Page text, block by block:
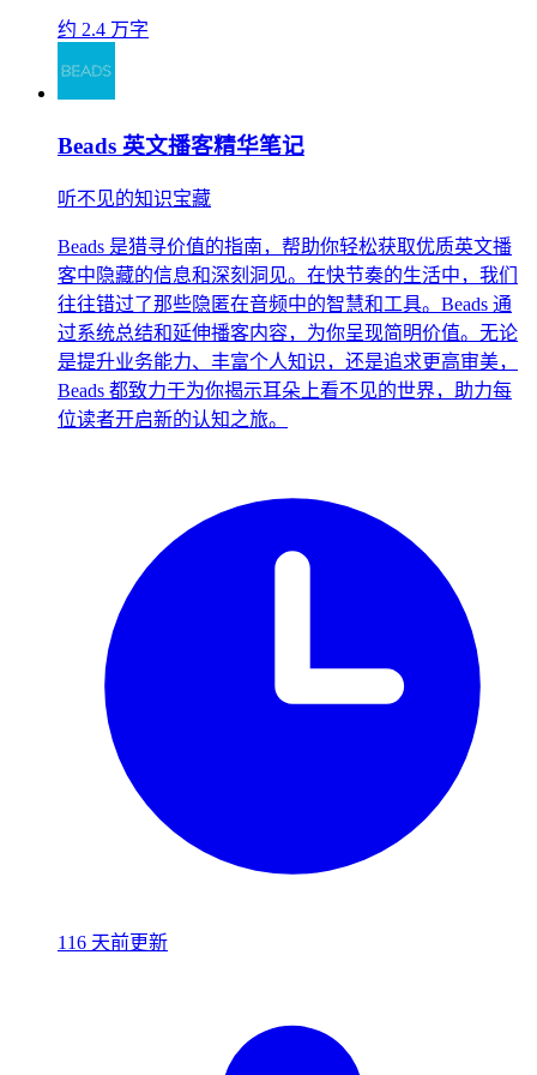
约 2.4 万字
Beads 英文播客精华笔记
听不见的知识宝藏
Beads 是猎寻价值的指南，帮助你轻松获取优质英文播
客中隐藏的信息和深刻洞见。在快节奏的生活中，我们
往往错过了那些隐匿在音频中的智慧和工具。Beads 通
过系统总结和延伸播客内容，为你呈现简明价值。无论
是提升业务能力、丰富个人知识，还是追求更高审美，
Beads 都致力于为你揭示耳朵上看不见的世界，助力每
位读者开启新的认知之旅。
116 天前更新